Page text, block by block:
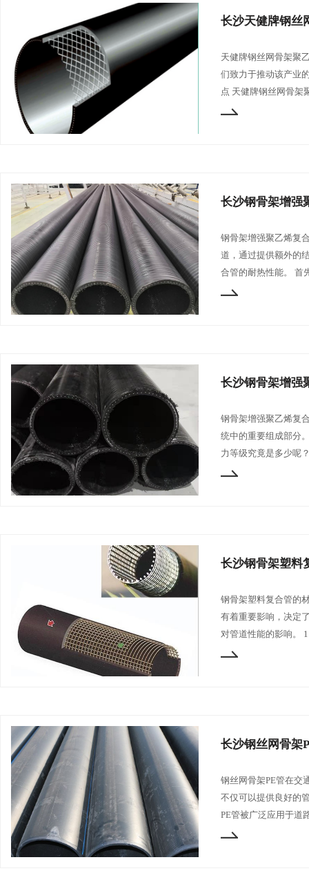
长沙天健牌钢丝
天健牌钢丝网骨架聚
们致力于推动该产业
点 天健牌钢丝网骨架
长沙钢骨架增强
钢骨架增强聚乙烯复
道，通过提供额外的
合管的耐热性能。 首
长沙钢骨架增强
钢骨架增强聚乙烯复
统中的重要组成部分
力等级究竟是多少呢
长沙钢骨架塑料
钢骨架塑料复合管的
有着重要影响，决定
对管道性能的影响。
长沙钢丝网骨架
钢丝网骨架PE管在交
不仅可以提供良好的
PE管被广泛应用于道